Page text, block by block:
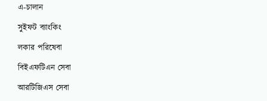
এ-চালান
সুইফট ব্যাংকিং
লকার পরিষেবা
বিইএফটিএন সেবা
আরটিজিএস সেবা